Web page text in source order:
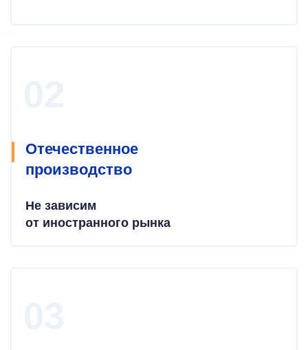
Отечественное
производство
Не зависим
от иностранного рынка